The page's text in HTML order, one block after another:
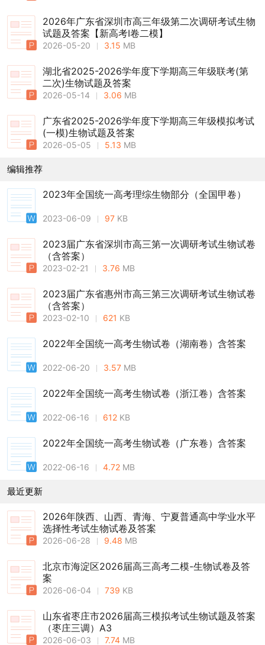
2026年广东省深圳市高三年级第二次调研考试生物
试题及答案【新高考Ⅰ卷二模】
2026-05-20 3.15 MB
湖北省2025-2026学年度下学期高三年级联考(第
二次)生物试题及答案
2026-05-14 3.06 MB
广东省2025-2026学年度下学期高三年级模拟考试
(一模)生物试题及答案
2026-05-05 5.13 MB
编辑推荐
2023年全国统一高考理综生物部分（全国甲卷）
2023-06-09 97 KB
2023届广东省深圳市高三第一次调研考试生物试卷
（含答案）
2023-02-21 3.76 MB
2023届广东省惠州市高三第三次调研考试生物试卷
（含答案）
2023-02-10 621 KB
2022年全国统一高考生物试卷（湖南卷）含答案
2022-06-20 3.57 MB
2022年全国统一高考生物试卷（浙江卷）含答案
2022-06-16 612 KB
2022年全国统一高考生物试卷（广东卷）含答案
2022-06-16 4.72 MB
最近更新
2026年陕西、山西、青海、宁夏普通高中学业水平
选择性考试生物试卷及答案
2026-06-28 9.48 MB
北京市海淀区2026届高三高考二模-生物试卷及答
案
2026-06-04 739 KB
山东省枣庄市2026届高三模拟考试生物试题及答案
（枣庄三调）A3
2026-06-03 7.74 MB